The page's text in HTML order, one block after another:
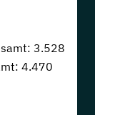
3.528
4.470